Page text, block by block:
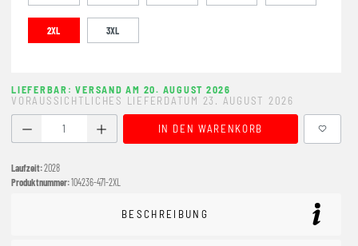
2XL 3XL
LIEFERBAR: VERSAND AM 20. AUGUST 2026
VORAUSSICHTLICHES LIEFERDATUM 23. AUGUST 2026
Produkt Anzahl: Gib den gewünschten Wert ein oder
IN DEN WARENKORB
Laufzeit:2028
Produktnummer:104236-471-2XL
BESCHREIBUNG